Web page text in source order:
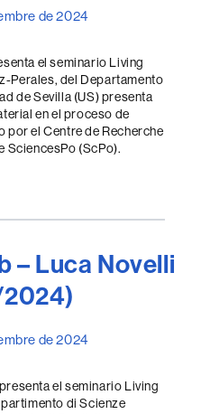
de 2024
el seminario Living
Perales, del Departamento
de Sevilla (US) presenta
en el proceso de
por el Centre de Recherche
SciencesPo (ScPo).
– Luca Novelli
de 2024
el seminario Living
di Scienze